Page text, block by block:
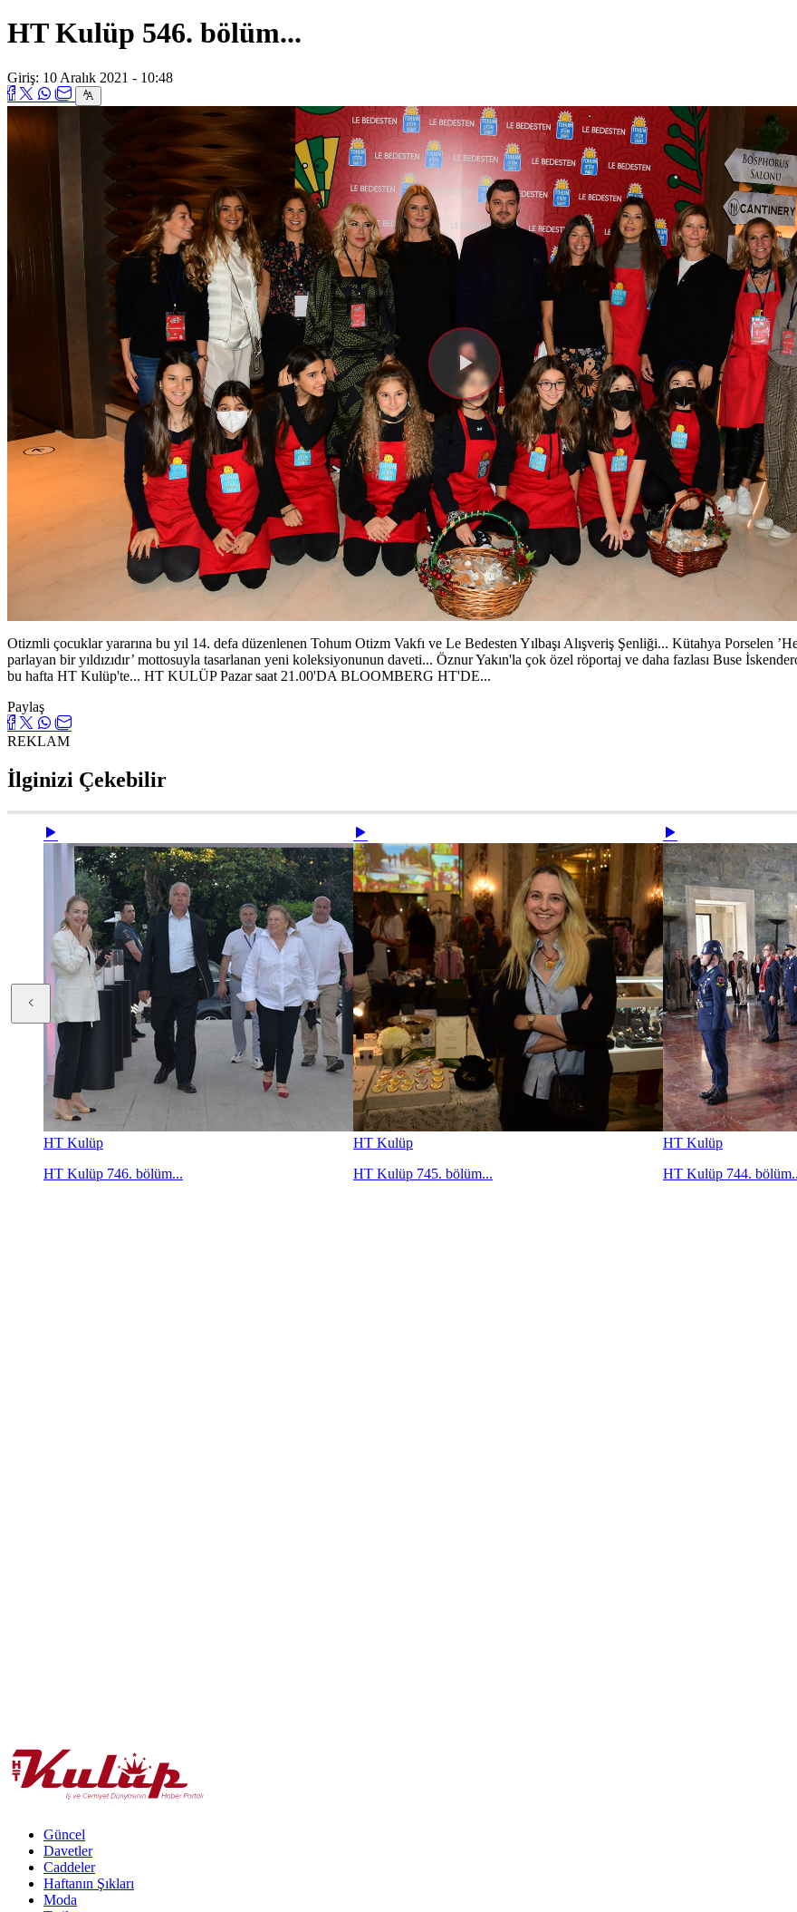
HT Kulüp 546. bölüm...
Giriş: 10 Aralık 2021 - 10:48
Videoyu
Oynat
Otizmli çocuklar yararına bu yıl 14. defa düzenlenen Tohum Otizm Vakfı ve Le Bedesten Yılbaşı Alışveriş Şenliği... Kütahya Porselen
parlayan bir yıldızıdır’ mottosuyla tasarlanan yeni koleksiyonunun daveti... Öznur Yakın'la çok özel röportaj ve daha fazlası Buse
bu hafta HT Kulüp'te... HT KULÜP Pazar saat 21.00'DA BLOOMBERG HT'DE...
Paylaş
REKLAM
İlginizi Çekebilir
HT Kulüp
HT Kulüp 746. bölüm...
HT Kulüp
HT Kulüp 745. bölüm...
HT Kulüp
HT Kulüp 744.
Güncel
Davetler
Caddeler
Haftanın Şıkları
Moda